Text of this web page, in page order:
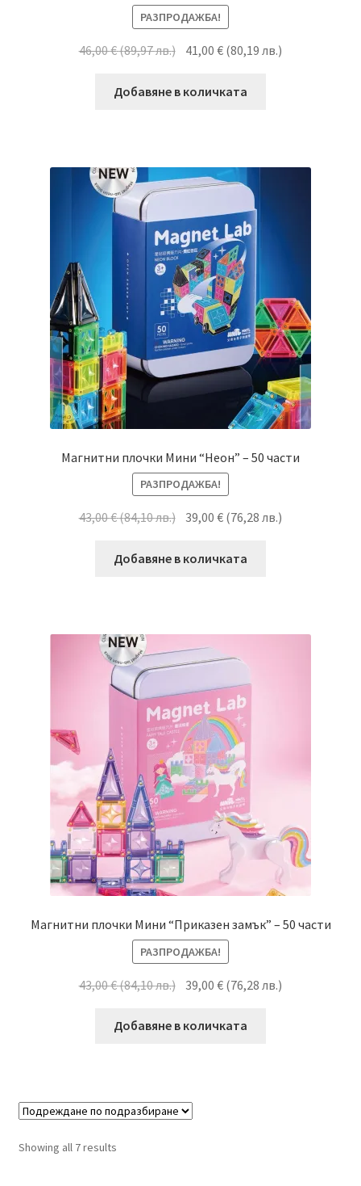
РАЗПРОДАЖБА!
46,00€(89,97лв.) 41,00€ (80,19 лв.)
Добавяне в количката
Магнитни плочки Мини “Неон” – 50 части
РАЗПРОДАЖБА!
43,00€(84,10лв.) 39,00€ (76,28лв.)
Добавяне в количката
Магнитни плочки Мини “Приказен замък” – 50 части
РАЗПРОДАЖБА!
43,00€(84,10лв.) 39,00€ (76,28 лв.)
Добавяне в количката
Showing all 7 results